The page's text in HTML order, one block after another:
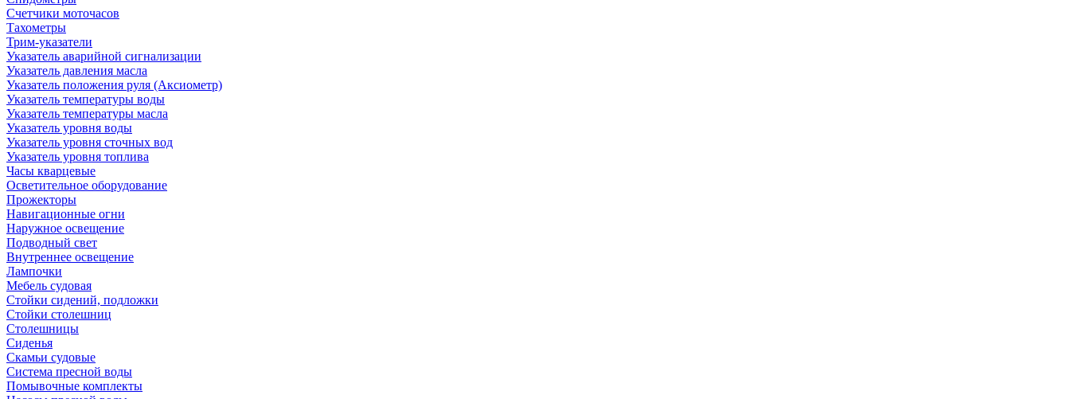
Счетчики моточасов
Тахометры
Трим-указатели
Указатель аварийной сигнализации
Указатель давления масла
Указатель положения руля (Аксиометр)
Указатель температуры воды
Указатель температуры масла
Указатель уровня воды
Указатель уровня сточных вод
Указатель уровня топлива
Часы кварцевые
Осветительное оборудование
Прожекторы
Навигационные огни
Наружное освещение
Подводный свет
Внутреннее освещение
Лампочки
Мебель судовая
Стойки сидений, подложки
Стойки столешниц
Столешницы
Сиденья
Скамьи судовые
Система пресной воды
Помывочные комплекты